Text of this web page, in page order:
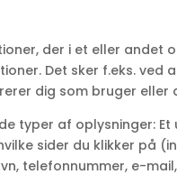
der i et eller
Det sker f.eks.
dig som bruger
typer af oplysninger:
sider du klikker på
telefonnummer, e-